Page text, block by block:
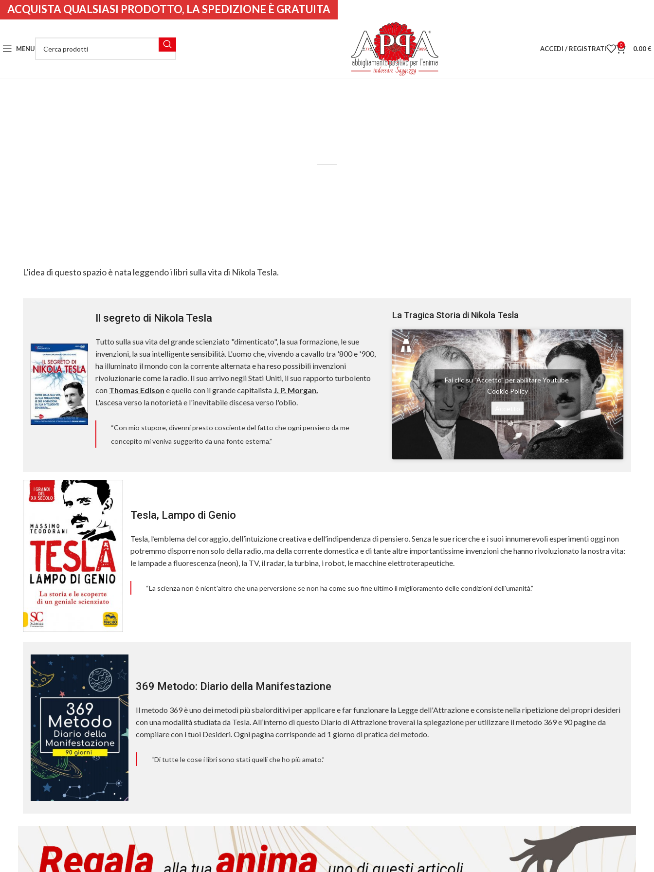
MENU ACCEDI / REGISTRATI 0 0.00€
L’idea di questo spazio è nata leggendo i libri sulla vita di Nikola Tesla.
Il segreto di Nikola Tesla
Tutto sulla sua vita del grande scienziato "dimenticato", la sua formazione, le sue
invenzioni, la sua intelligente sensibilità. L'uomo che, vivendo a cavallo tra '800 e '900,
ha illuminato il mondo con la corrente alternata e ha reso possibili invenzioni
rivoluzionarie come la radio. Il suo arrivo negli Stati Uniti, il suo rapporto turbolento
con Thomas Edison e quello con il grande capitalista J. P. Morgan.
L'ascesa verso la notorietà e l'inevitabile discesa verso l'oblio.
“Con mio stupore, divenni presto cosciente del fatto che ogni pensiero da me
concepito mi veniva suggerito da una fonte esterna.”
La Tragica Storia di Nikola Tesla
Fai clic su "Accetto" per abilitare Youtube
Cookie Policy
Tesla, Lampo di Genio
Tesla, l’emblema del coraggio, dell’intuizione creativa e dell’indipendenza di pensiero. Senza le sue ricerche e i suoi innumerevoli esperimenti oggi non
potremmo disporre non solo della radio, ma della corrente domestica e di tante altre importantissime invenzioni che hanno rivoluzionato la nostra vita:
le lampade a fluorescenza (neon), la TV, il radar, la turbina, i robot, le macchine elettroterapeutiche.
“La scienza non è nient'altro che una perversione se non ha come suo fine ultimo il miglioramento delle condizioni dell'umanità.”
369 Metodo: Diario della Manifestazione
Il metodo 369 è uno dei metodi più sbalorditivi per applicare e far funzionare la Legge dell'Attrazione e consiste nella ripetizione dei propri desideri
con una modalità studiata da Tesla. All’interno di questo Diario di Attrazione troverai la spiegazione per utilizzare il metodo 369 e 90 pagine da
compilare con i tuoi Desideri. Ogni pagina corrisponde ad 1 giorno di pratica del metodo.
“Di tutte le cose i libri sono stati quelli che ho più amato.”
ACQUISTA QUALSIASI PRODOTTO, LA SPEDIZIONE È GRATUITA